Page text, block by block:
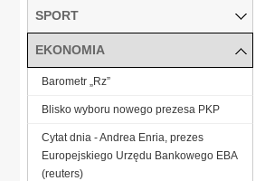
SPORT
EKONOMIA
Barometr „Rz”
Blisko wyboru nowego prezesa PKP
Cytat dnia - Andrea Enria, prezes
Europejskiego Urzędu Bankowego EBA
(reuters)